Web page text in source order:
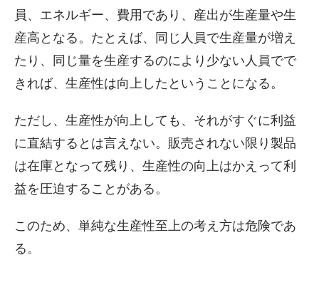
員、エネルギー、費用であり、産出が生産量や生
産高となる。たとえば、同じ人員で生産量が増え
たり、同じ量を生産するのにより少ない人員でで
きれば、生産性は向上したということになる。
ただし、生産性が向上しても、それがすぐに利益
に直結するとは言えない。販売されない限り製品
は在庫となって残り、生産性の向上はかえって利
益を圧迫することがある。
このため、単純な生産性至上の考え方は危険であ
る。